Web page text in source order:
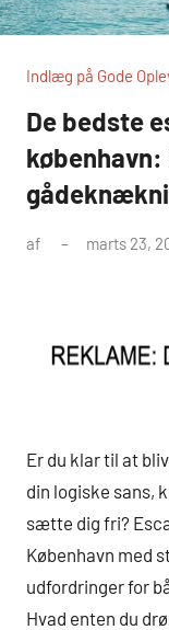
Indlæg på Gode
De bedste
københavn:
af marts 23,
Er du klar til at
din logiske sans,
sætte dig fri?
København med
udfordringer for
Hvad enten du